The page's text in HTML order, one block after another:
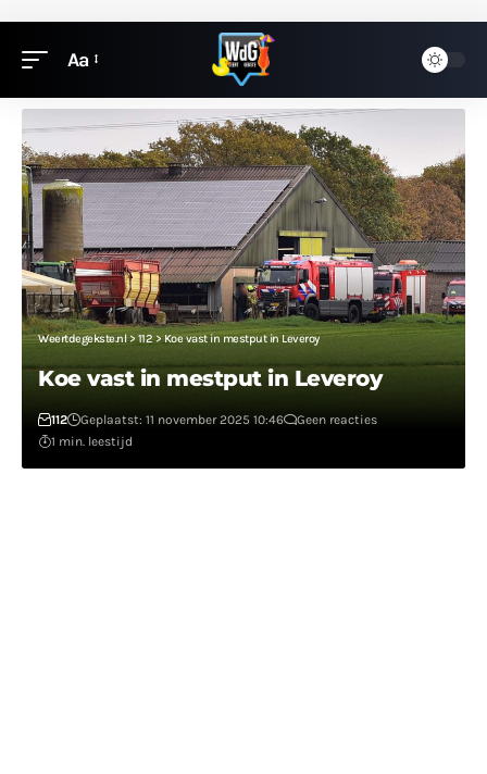
Aa
Weertdegekste.nl> 112> Koe vast in mestput in Leveroy
Koe vast in mestput in Leveroy
112 Geplaatst: 11 november 2025 10:46
Geen reacties
1 min. leestijd